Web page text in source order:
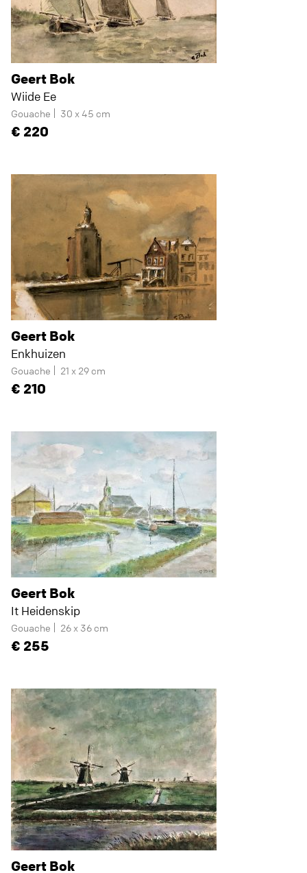
Geert Bok
Wiide Ee
Gouache 30 x 45 cm
220
Geert Bok
Enkhuizen
Gouache 21 x 29 cm
210
Geert Bok
It Heidenskip
Gouache 26 x 36 cm
255
Geert Bok